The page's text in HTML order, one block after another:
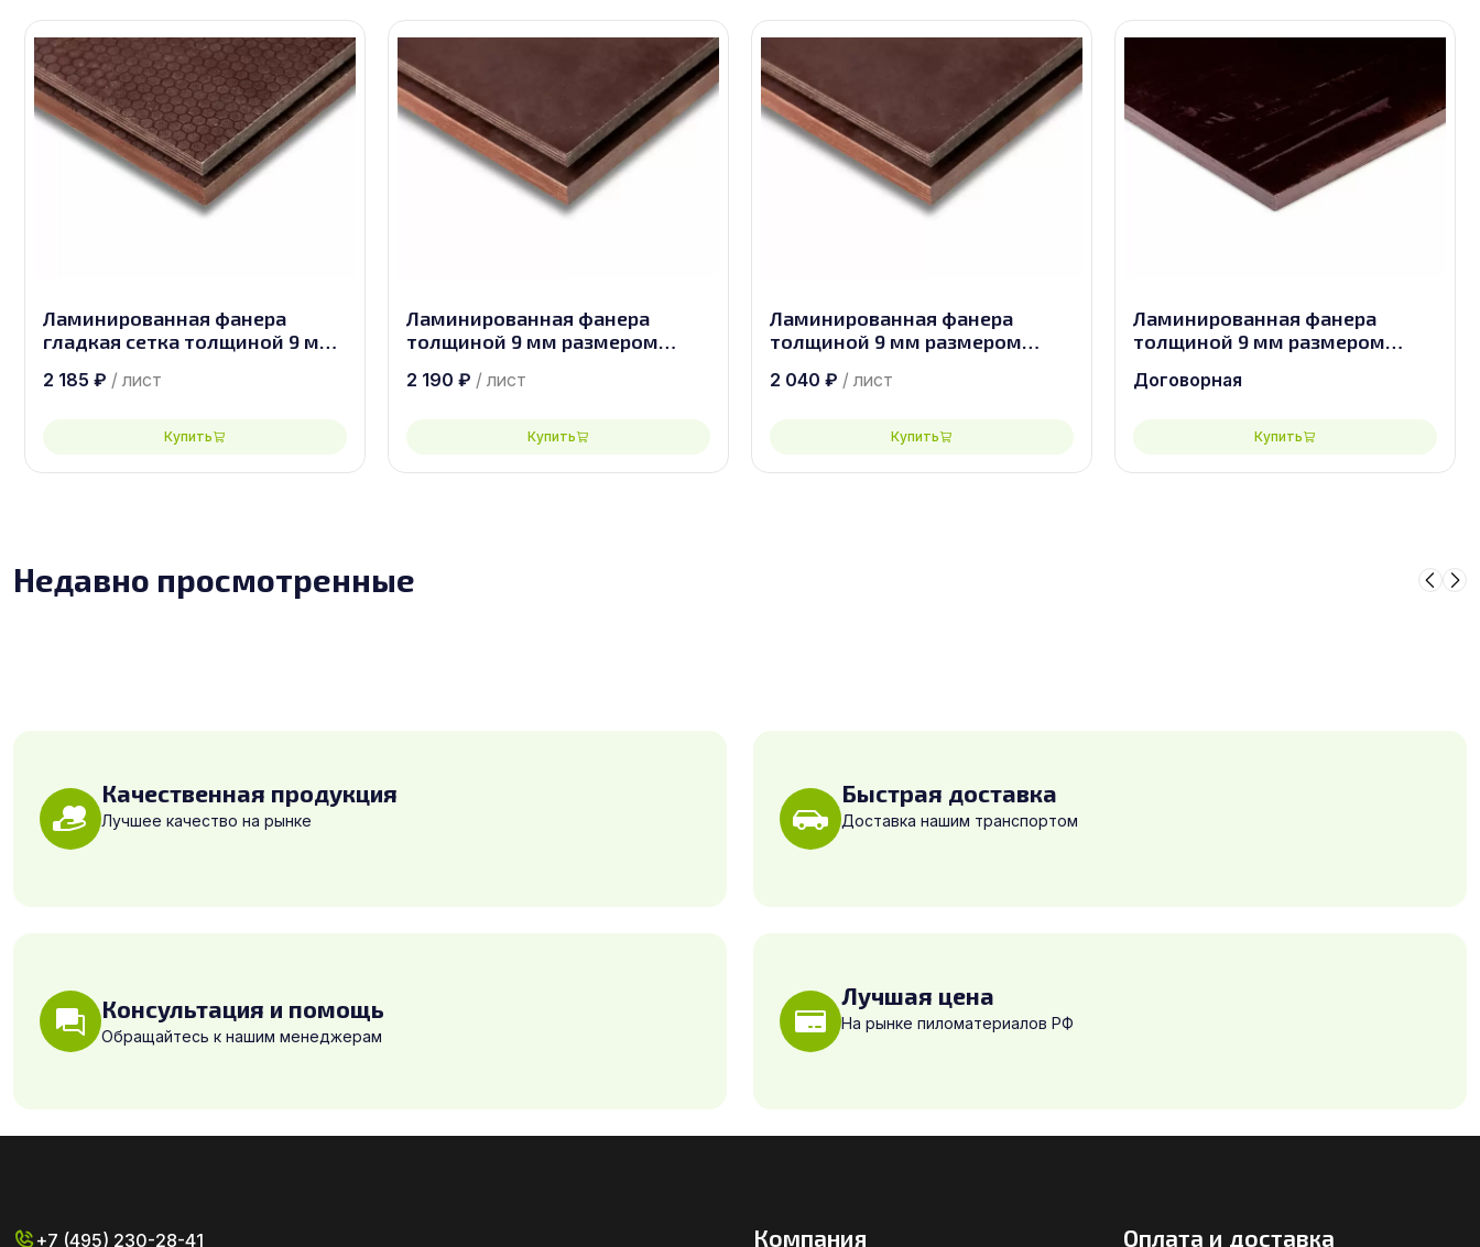
Ламинированная фанера
гладкая сетка толщиной 9 мм
2 185 ₽ / лист
Купить
Ламинированная фанера
толщиной 9 мм размером
2 190 ₽ / лист
Купить
Ламинированная фанера
толщиной 9 мм размером
2 040 ₽ / лист
Купить
Ламинированная фанера
толщиной 9 мм размером
Договорная
Купить
Недавно просмотренные
Качественная продукция
Лучшее качество на рынке
Быстрая доставка
Доставка нашим транспортом
Консультация и помощь
Обращайтесь к нашим менеджерам
Лучшая цена
На рынке пиломатериалов РФ
+7 (495) 230-28-41 Компания Оплата и доставка